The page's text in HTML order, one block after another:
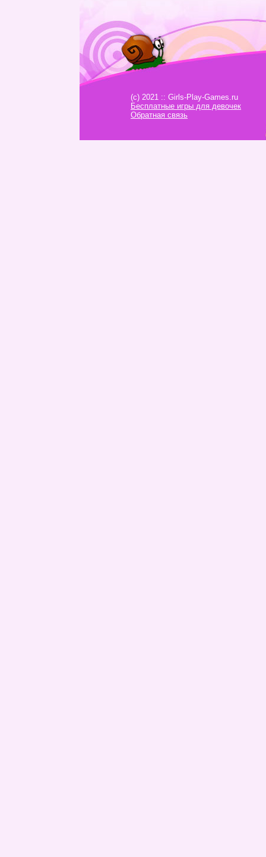
(c) 2021 :: Girls-Play-Games.ru
Бесплатные игры для девочек
Обратная связь